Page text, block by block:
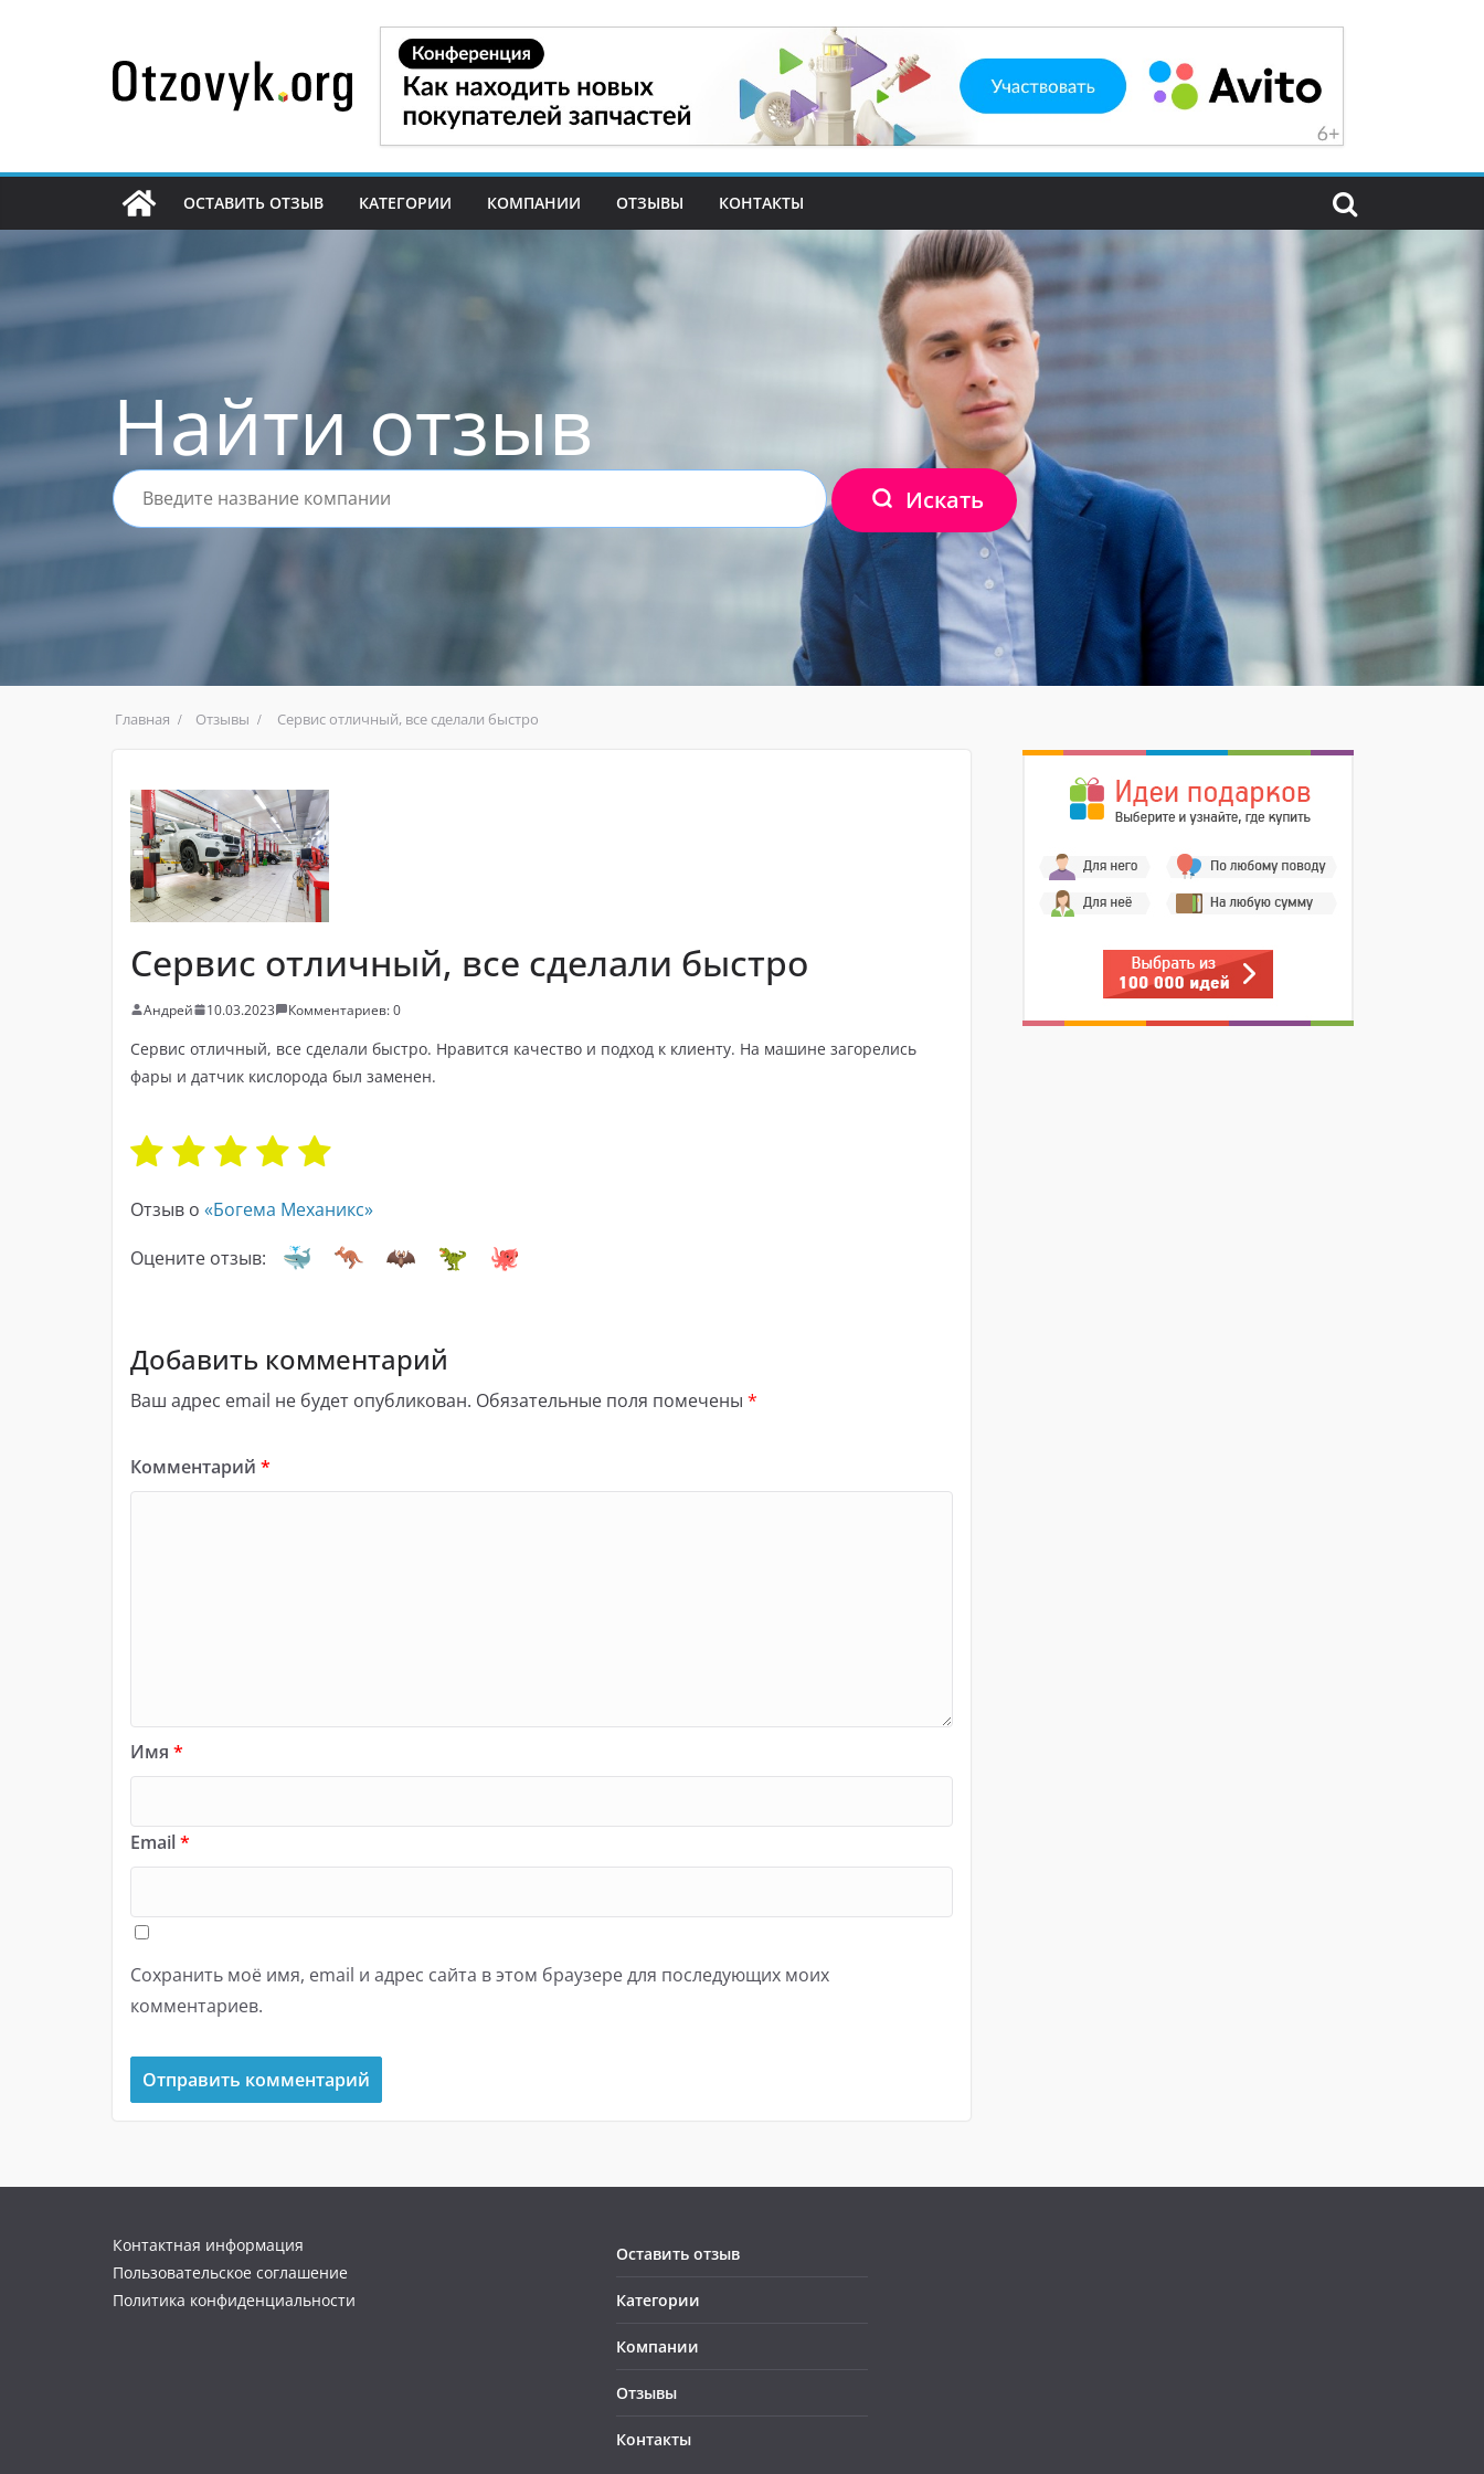
содержимому
ОСТАВИТЬ ОТЗЫВ КАТЕГОРИИ КОМПАНИИ ОТЗЫВЫ КОНТАКТЫ
Найти отзыв
Искать
Главная Отзывы Сервис отличный, все сделали быстро
Сервис отличный, все сделали быстро
Андрей 10.03.2023 Комментариев: 0
Сервис отличный, все сделали быстро. Нравится качество и подход к клиенту. На машине загорелись
фары и датчик кислорода был заменен.
Отзыв о «Богема Механикс»
Оцените отзыв:
Добавить комментарий
Ваш адрес email не будет опубликован. Обязательные поля помечены *
Комментарий *
Имя *
Email*
Сохранить моё имя, email и адрес сайта в этом браузере для последующих моих
комментариев.
Контактная информация
Пользовательское соглашение
Политика конфиденциальности
Оставить отзыв
Категории
Компании
Отзывы
Контакты